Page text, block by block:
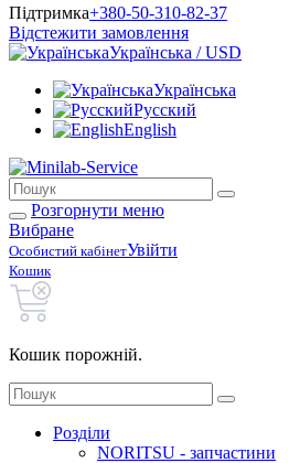
Підтримка+380-50-310-82-37
Відстежити замовлення
Українська / USD
Українська
Русский
English
Розгорнути меню
Вибране
Особистий кабінетУвійти
Кошик
Кошик порожній.
Розділи
NORITSU - запчастини